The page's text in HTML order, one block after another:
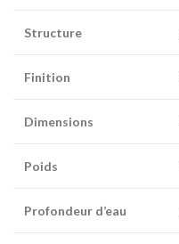
Structure
Finition
Dimensions
Poids
Profondeur d’eau